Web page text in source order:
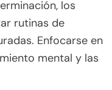
específicos y
regularmente
mental.
ayuda a
Abrazar el